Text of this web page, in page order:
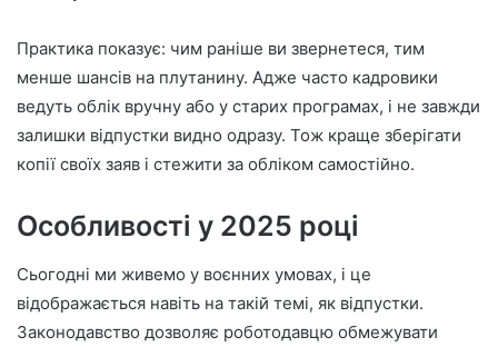
Практика показує: чим раніше ви звернетеся, тим
менше шансів на плутанину. Адже часто кадровики
ведуть облік вручну або у старих програмах, і не завжди
залишки відпустки видно одразу. Тож краще зберігати
копії своїх заяв і стежити за обліком самостійно.
Особливості у 2025 році
Сьогодні ми живемо у воєнних умовах, і це
відображається навіть на такій темі, як відпустки.
Законодавство дозволяє роботодавцю обмежувати